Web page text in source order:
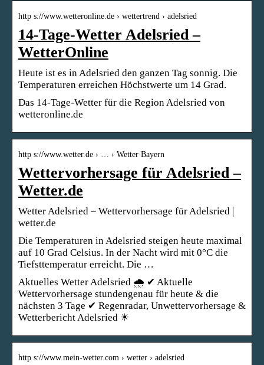
http s://www.wetteronline.de › wettertrend › adelsried
14-Tage-Wetter Adelsried –
WetterOnline
Heute ist es in Adelsried den ganzen Tag sonnig. Die
Temperaturen erreichen Höchstwerte um 14 Grad.
Das 14-Tage-Wetter für die Region Adelsried von
wetteronline.de
http s://www.wetter.de › … › Wetter Bayern
Wettervorhersage für Adelsried –
Wetter.de
Wetter Adelsried – Wettervorhersage für Adelsried |
wetter.de
Die Temperaturen in Adelsried steigen heute maximal
auf 10 Grad Celsius. In der Nacht wird mit 0°C die
Tiefsttemperatur erreicht. Die …
Aktuelles Wetter Adelsried 🌧️ ✔ Aktuelle
Wettervorhersage stundengenau für heute & die
nächsten 3 Tage ✔ Regenradar, Unwettervorhersage &
Wetterbericht Adelsried ☀
http s://www.mein-wetter.com › wetter › adelsried